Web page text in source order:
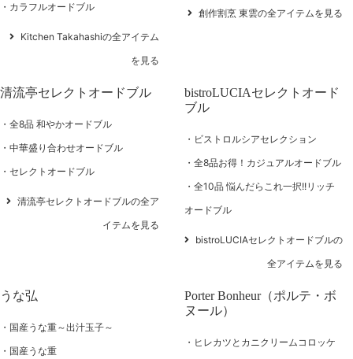
カラフルオードブル
Kitchen Takahashiの全アイテム
を見る
創作割烹 東雲の全アイテムを見る
清流亭セレクトオードブル
全8品 和やかオードブル
中華盛り合わせオードブル
セレクトオードブル
清流亭セレクトオードブルの全ア
イテムを見る
bistroLUCIAセレクトオード
ブル
ビストロルシアセレクション
全8品お得！カジュアルオードブル
全10品 悩んだらこれ一択!!リッチ
オードブル
bistroLUCIAセレクトオードブルの
全アイテムを見る
うな弘
国産うな重～出汁玉子～
国産うな重
Porter Bonheur（ポルテ・ボ
ヌール）
ヒレカツとカニクリームコロッケ